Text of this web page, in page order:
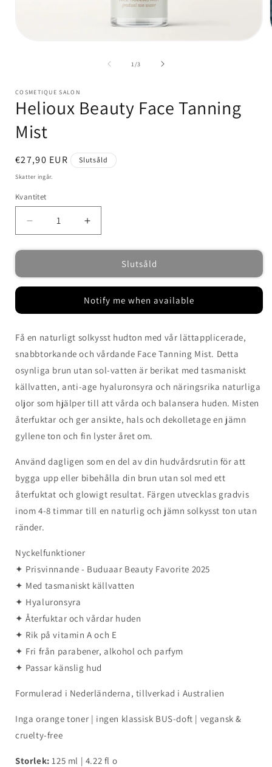
1 /av
3
COSMETIQUE SALON
Helioux Beauty Face Tanning
Mist
Ordinarie
pris
€27,90 EUR Slutsåld
Skatter ingår.
Kvantitet
Kvantitet
Minska
kvantitet
för
Beauty
Face
Mist
Öka
kvantitet
för
Helioux
Beauty
Face
Tanning
Mist
Slutsåld
Notify me when available
Få en naturligt solkysst hudton med vår lättapplicerade,
snabbtorkande och vårdande Face Tanning Mist. Detta
osynliga brun utan sol-vatten är berikat med tasmaniskt
källvatten, anti-age hyaluronsyra och näringsrika naturliga
oljor som hjälper till att vårda och balansera huden. Misten
återfuktar och ger ansikte, hals och dekolletage en jämn
gyllene ton och fin lyster året om.
Använd dagligen som en del av din hudvårdsrutin för att
bygga upp eller bibehålla din brun utan sol med ett
återfuktat och glowigt resultat. Färgen utvecklas gradvis
inom 4-8 timmar till en naturlig och jämn solkysst ton utan
ränder.
Nyckelfunktioner
✦ Prisvinnande - Buduaar Beauty Favorite 2025
✦ Med tasmaniskt källvatten
✦ Hyaluronsyra
✦ Återfuktar och vårdar huden
✦ Rik på vitamin A och E
✦ Fri från parabener, alkohol och parfym
✦ Passar känslig hud
Formulerad i Nederländerna, tillverkad i Australien
Inga orange toner | ingen klassisk BUS-doft | vegansk &
cruelty-free
Storlek:125 ml | 4.22 fl o